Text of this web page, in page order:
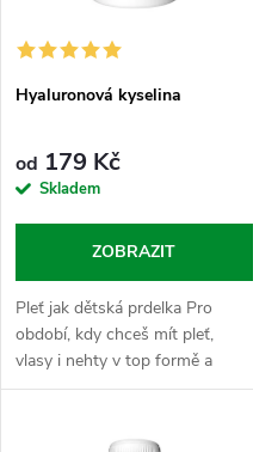
p
r
o
d
u
k
t
p
o
u
k
Hyaluronová kyselina
od 179 Kč
Skladem
ZOBRAZIT
Pleť jak dětská prdelka Pro
období, kdy chceš mít pleť,
vlasy i nehty v top formě a
klouby promazaný jako ložiska
je tvůj vnitřní hydratant. Sypej...